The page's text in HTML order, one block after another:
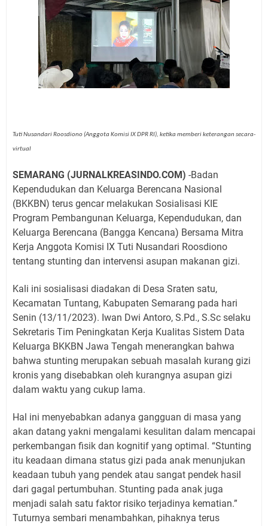
Tuti Nusandari Roosdiono (Anggota Komisi IX DPR RI), ketika memberi keterangan secara-
virtual
SEMARANG (JURNALKREASINDO.COM) -Badan
Kependudukan dan Keluarga Berencana Nasional
(BKKBN) terus gencar melakukan Sosialisasi KIE
Program Pembangunan Keluarga, Kependudukan, dan
Keluarga Berencana (Bangga Kencana) Bersama Mitra
Kerja Anggota Komisi IX Tuti Nusandari Roosdiono
tentang stunting dan intervensi asupan makanan gizi.
Kali ini sosialisasi diadakan di Desa Sraten satu,
Kecamatan Tuntang, Kabupaten Semarang pada hari
Senin (13/11/2023). Iwan Dwi Antoro, S.Pd., S.Sc selaku
Sekretaris Tim Peningkatan Kerja Kualitas Sistem Data
Keluarga BKKBN Jawa Tengah menerangkan bahwa
bahwa stunting merupakan sebuah masalah kurang gizi
kronis yang disebabkan oleh kurangnya asupan gizi
dalam waktu yang cukup lama.
Hal ini menyebabkan adanya gangguan di masa yang
akan datang yakni mengalami kesulitan dalam mencapai
perkembangan fisik dan kognitif yang optimal. “Stunting
itu keadaan dimana status gizi pada anak menunjukan
keadaan tubuh yang pendek atau sangat pendek hasil
dari gagal pertumbuhan. Stunting pada anak juga
menjadi salah satu faktor risiko terjadinya kematian.”
Tuturnya sembari menambahkan, pihaknya terus